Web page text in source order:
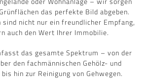
das perfekte Bild abgeben.
sind nicht nur ein freundlicher Empfang,
auch den Wert Ihrer Immobilie.
das gesamte Spektrum – von der
den fachmännischen Gehölz- und
hin zur Reinigung von Gehwegen.